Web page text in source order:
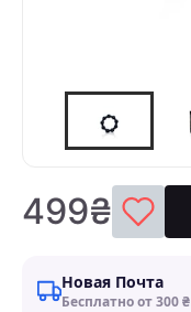
499₴
Новая Почта
Бесплатно от 300 ₴